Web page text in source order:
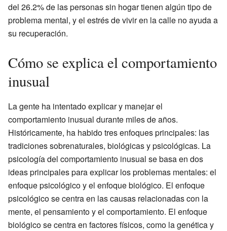
del 26.2% de las personas sin hogar tienen algún tipo de
problema mental, y el estrés de vivir en la calle no ayuda a
su recuperación.
Cómo se explica el comportamiento
inusual
La gente ha intentado explicar y manejar el
comportamiento inusual durante miles de años.
Históricamente, ha habido tres enfoques principales: las
tradiciones sobrenaturales, biológicas y psicológicas. La
psicología del comportamiento inusual se basa en dos
ideas principales para explicar los problemas mentales: el
enfoque psicológico y el enfoque biológico. El enfoque
psicológico se centra en las causas relacionadas con la
mente, el pensamiento y el comportamiento. El enfoque
biológico se centra en factores físicos, como la genética y